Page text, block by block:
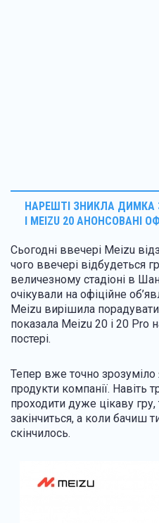
НАРЕШТІ ЗНИКЛА ДИМКА
І MEIZU 20 АНОНСОВАНІ
Сьогодні ввечері Meizu
чого ввечері відбудеться
величезному стадіоні в
очікували на офіційне
Meizu вирішила
показала Meizu 20 і 20 Pro
постері.
Тепер вже точно
продукти компанії. Навіть
проходити дуже цікаву
закінчиться, а коли бачиш
скінчилось.